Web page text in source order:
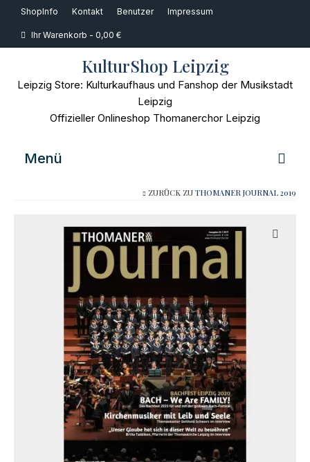
ShopInfo Kontakt Benutzer Impressum
Ihr Warenkorb - 0,00 €
KulturShop Leipzig
Leipzig Store: Kulturkaufhaus und Fanshop der Musikstadt
Leipzig
Offizieller Onlineshop Thomanerchor Leipzig
Menü
Souvenir
KidsStore
Saison
Sale [%]
ZURÜCK ZU THOMANER JOURNAL 2019